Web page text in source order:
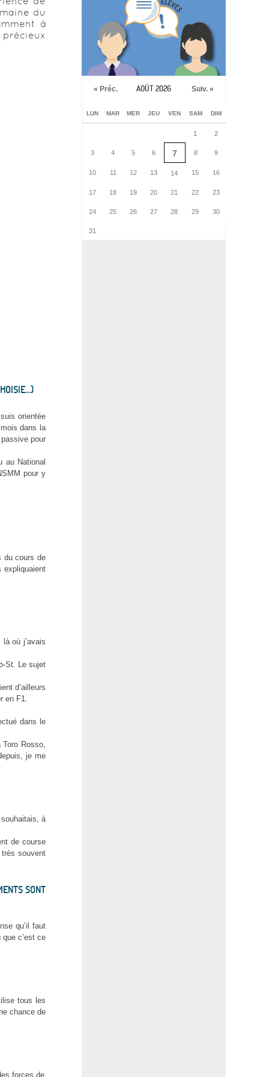
du
à
orientée
dans la
pour
au National
pour y
du cours de
expliquaient
où j’avais
St. Le sujet
d’ailleurs
F1.
dans le
Rosso,
je me
à
de course
souvent
SONT
qu’il faut
c’est ce
tous les
chance de
forces de
AOÛT 2026
« Préc. Suiv. »
LUN MAR MER JEU VEN SAM DIM
1 2
3 4 5 6 7 8 9
10 11 12 13 14 15 16
17 18 19 20 21 22 23
24 25 26 27 28 29 30
31